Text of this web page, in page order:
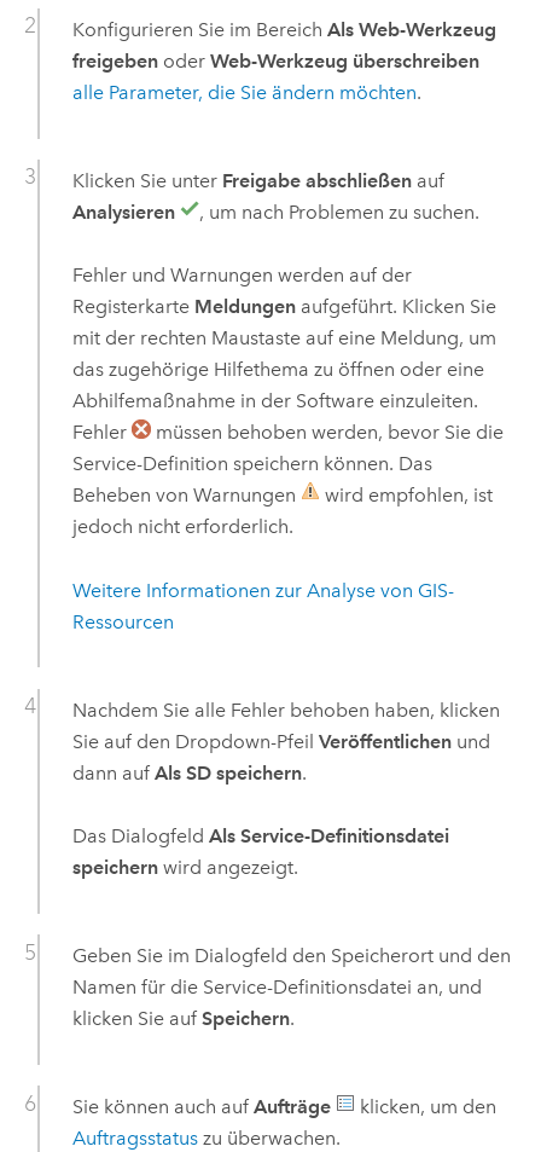
Konfigurieren Sie im Bereich Als Web-Werkzeug
freigebenoder Web-Werkzeug überschreiben
alle Parameter, die Sie ändern möchten.
Klicken Sie unter Freigabe abschließenauf
Analysieren
, um nach Problemen zu suchen.
Fehler und Warnungen werden auf der
Registerkarte Meldungenaufgeführt. Klicken Sie
mit der rechten Maustaste auf eine Meldung, um
das zugehörige Hilfethema zu öffnen oder eine
Abhilfemaßnahme in der Software einzuleiten.
Fehler
müssen behoben werden, bevor Sie die
Service-Definition speichern können. Das
Beheben von Warnungen
wird empfohlen, ist
jedoch nicht erforderlich.
Weitere Informationen zur Analyse von GIS-
Ressourcen
Nachdem Sie alle Fehler behoben haben, klicken
Sie auf den Dropdown-Pfeil Veröffentlichenund
dann auf Als SD speichern.
Das Dialogfeld Als Service-Definitionsdatei
speichernwird angezeigt.
Geben Sie im Dialogfeld den Speicherort und den
Namen für die Service-Definitionsdatei an, und
klicken Sie auf Speichern.
Sie können auch auf Aufträge
klicken, um den
Auftragsstatuszu überwachen.